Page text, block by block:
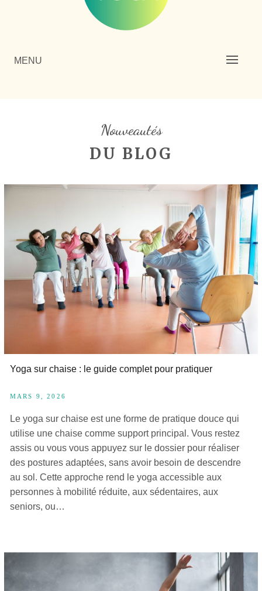
MENU
Nouveautés
DU BLOG
Yoga sur chaise : le guide complet pour pratiquer
MARS 9, 2026
Le yoga sur chaise est une forme de pratique douce qui
utilise une chaise comme support principal. Vous restez
assis ou vous vous appuyez sur le dossier pour réaliser
des postures adaptées, sans avoir besoin de descendre
au sol. Cette approche rend le yoga accessible aux
personnes à mobilité réduite, aux sédentaires, aux
seniors, ou…